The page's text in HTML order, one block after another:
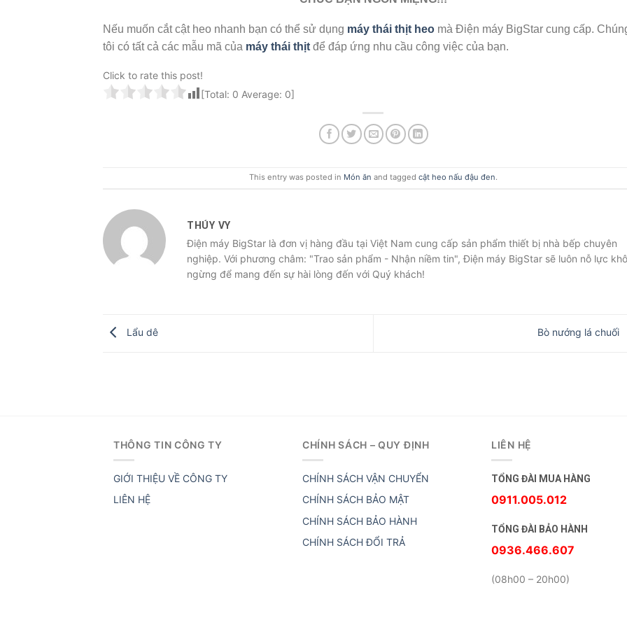
Nếu muốn cắt cật heo nhanh bạn có thể sử dụng máy thái thịt heo mà Điện máy BigStar cung cấp.
tôi có tất cả các mẫu mã của máy thái thịt để đáp ứng nhu cầu công việc của bạn.
Click to rate this post!
[Total: 0 Average: 0]
This entry was posted in Món ăn and tagged cật heo nấu đậu đen.
THÚY VY
Điện máy BigStar là đơn vị hàng đầu tại Việt Nam cung cấp sản phẩm thiết bị nhà bếp chuyên
nghiệp. Với phương châm: "Trao sản phẩm - Nhận niềm tin", Điện máy BigStar sẽ luôn nỗ lực
ngừng để mang đến sự hài lòng đến với Quý khách!
Lẩu dê Bò nướng lá chuối
THÔNG TIN CÔNG TY
GIỚI THIỆU VỀ CÔNG TY
LIÊN HỆ
CHÍNH SÁCH – QUY ĐỊNH
CHÍNH SÁCH VẬN CHUYỂN
CHÍNH SÁCH BẢO MẬT
CHÍNH SÁCH BẢO HÀNH
CHÍNH SÁCH ĐỔI TRẢ
LIÊN HỆ
TỔNG ĐÀI MUA HÀNG
0911.005.012
TỔNG ĐÀI BẢO HÀNH
0936.466.607
(08h00 – 20h00)